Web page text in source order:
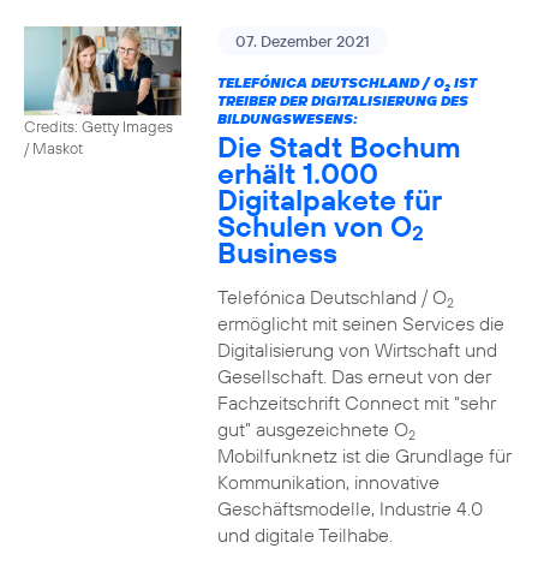
Credits: Getty Images
/ Maskot
07. Dezember 2021
TELEFÓNICA DEUTSCHLAND / O2IST
TREIBER DER DIGITALISIERUNG DES
BILDUNGSWESENS:
Die Stadt Bochum
erhält 1.000
Digitalpakete für
Schulen von O2
Business
Telefónica Deutschland / O2
ermöglicht mit seinen Services die
Digitalisierung von Wirtschaft und
Gesellschaft. Das erneut von der
Fachzeitschrift Connect mit “sehr
gut” ausgezeichnete O2
Mobilfunknetz ist die Grundlage für
Kommunikation, innovative
Geschäftsmodelle, Industrie 4.0
und digitale Teilhabe.